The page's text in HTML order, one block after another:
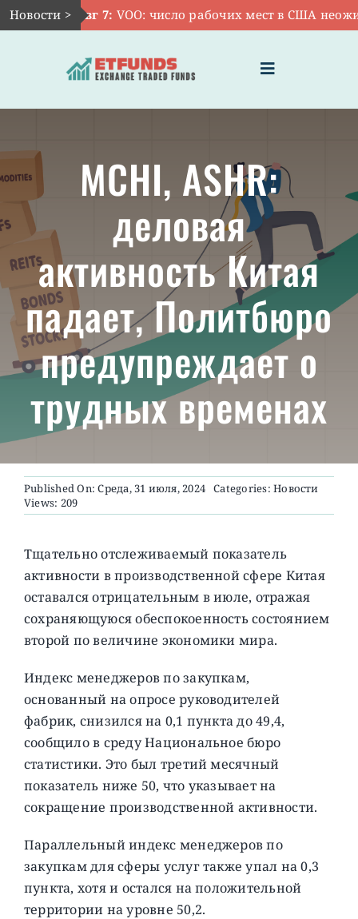
Skip
to
Новости >Авг 7: VOO: число рабочих мест в США
Toggle
Navigation
ЧТО ТАКОЕ ETF
ИНВЕСТИЦИИ В ETF
ТЕМАТИЧЕСКИЕ ETF
АКТУАЛЬНЫЕ
О ПРОЕКТЕ
MCHI, ASHR:
деловая
активность Китая
падает, Политбюро
предупреждает о
трудных временах
Published On: Среда, 31 июля, 2024 Categories:Новости
Views: 209
Тщательно отслеживаемый показатель
активности в производственной сфере Китая
оставался отрицательным в июле, отражая
сохраняющуюся обеспокоенность состоянием
второй по величине экономики мира.
Индекс менеджеров по закупкам,
основанный на опросе руководителей
фабрик, снизился на 0,1 пункта до 49,4,
сообщило в среду Национальное бюро
статистики. Это был третий месячный
показатель ниже 50, что указывает на
сокращение производственной активности.
Параллельный индекс менеджеров по
закупкам для сферы услуг также упал на 0,3
пункта, хотя и остался на положительной
территории на уровне 50,2.